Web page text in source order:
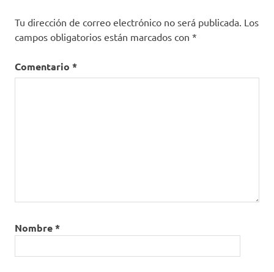
Tu dirección de correo electrónico no será publicada. Los
campos obligatorios están marcados con *
Comentario *
Nombre*